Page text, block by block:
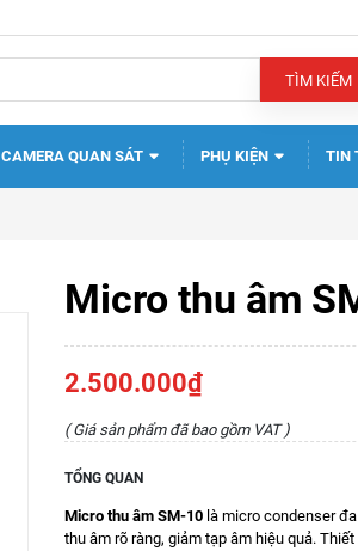
TÌM KIẾM
CAMERA QUAN SÁT PHỤ KIỆN TIN
Micro thu âm
2.500.000₫
( Giá sản phẩm đã bao gồm VAT )
TỔNG QUAN
Micro thu âm SM-10là micro condenser
thu âm rõ ràng, giảm tạp âm hiệu quả.